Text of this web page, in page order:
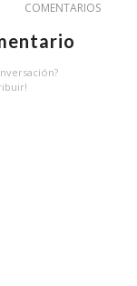
COMENTARIOS